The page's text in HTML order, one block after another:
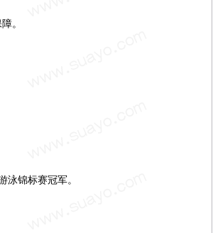
。
锦标赛冠军。